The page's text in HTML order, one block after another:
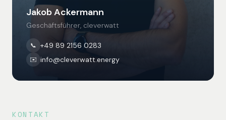
Jakob Ackermann
Geschäftsführer, cleverwatt
📞 +49 89 2156 0283
✉️ info@cleverwatt.energy
KONTAKT